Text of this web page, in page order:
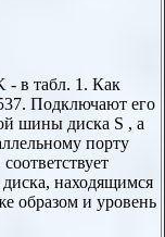
- в табл. 1. Как
Подключают его
шины диска S , а
порту
находящимся
образом и уровень